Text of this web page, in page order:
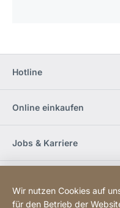
Hotline
Online einkaufen
Jobs & Karriere
Wir nutzen Cookies auf
für den Betrieb der